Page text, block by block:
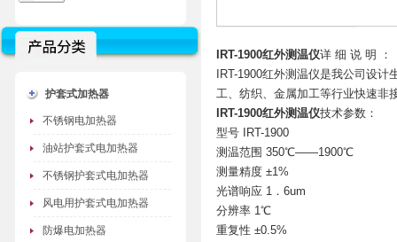
护套式加热器
不锈钢电加热器
油站护套式电加热器
不锈钢护套式电加热器
风电用护套式电加热器
防爆电加热器
IRT-1900红外测温仪详 细 说 明 ：
IRT-1900红外测温仪是我公司设
工、纺织、金属加工等行业快速非
IRT-1900红外测温仪技术参数：
型号 IRT-1900
测温范围 350℃——1900℃
测量精度 ±1%
光谱响应 1．6um
分辨率 1℃
重复性 ±0.5%